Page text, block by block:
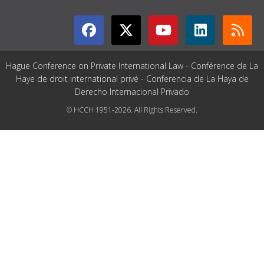
Hague Conference on Private International Law - Conférence de La
Haye de droit international privé - Conferencia de La Haya de
Derecho Internacional Privado
© HCCH 1951-2026. All Rights Reserved.